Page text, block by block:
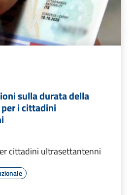
sulla durata della
i cittadini
cittadini ultrasettantenni